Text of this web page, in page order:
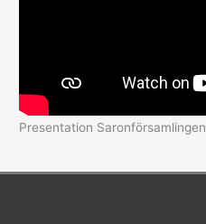
Presentation Saronförsamlingen